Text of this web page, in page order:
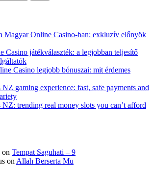
Magyar Online Casino-ban: exkluzív előnyök
Casino játékválaszték: a legjobban teljesítő
Casino legjobb bónuszai: mit érdemes
gaming experience: fast, safe payments and
trending real money slots you can’t afford
on Tempat Saguhati – 9
on Allah Berserta Mu